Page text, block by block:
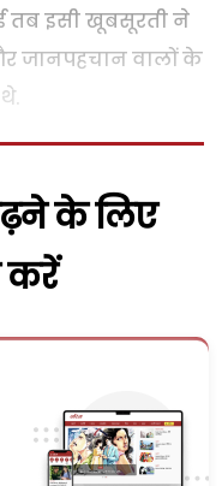
तब इसी खूबसूरती ने
जानपहचान वालों के
के लिए
करें